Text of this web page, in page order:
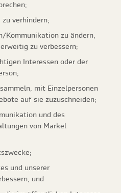
verhindern;
Kommunikation zu ändern,
zu verbessern;
Interessen oder der
mit Einzelpersonen
auf sie zuzuschneiden;
und des
von Markel
und unserer
und